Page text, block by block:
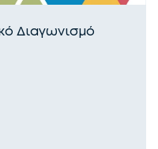
Διαγωνισμό